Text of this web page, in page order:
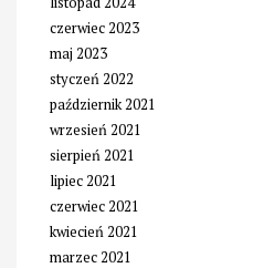
czerwiec 2023
maj 2023
styczeń 2022
październik 2021
wrzesień 2021
sierpień 2021
lipiec 2021
czerwiec 2021
kwiecień 2021
marzec 2021